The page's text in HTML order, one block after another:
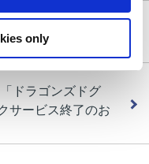
only
いて
ドラゴンズドグ
サービス終了のお